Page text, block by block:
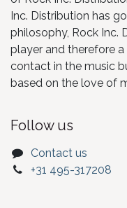
Inc. Distribution has
philosophy, Rock Inc.
player and therefore
contact in the music
based on the love of
Follow us
Contact us
+31 495-317208